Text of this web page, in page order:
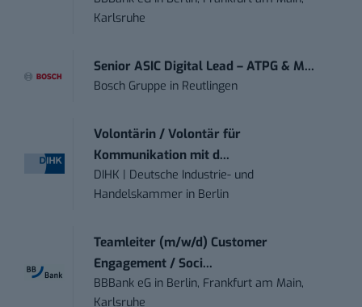
Karlsruhe
Senior ASIC Digital Lead – ATPG & M...
Bosch Gruppe in Reutlingen
Volontärin / Volontär für
Kommunikation mit d...
DIHK | Deutsche Industrie- und
Handelskammer in Berlin
Teamleiter (m/w/d) Customer
Engagement / Soci...
BBBank eG in Berlin, Frankfurt am Main,
Karlsruhe